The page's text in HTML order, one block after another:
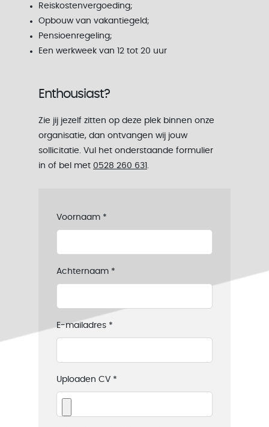
Reiskostenvergoeding;
Opbouw van vakantiegeld;
Pensioenregeling;
Een werkweek van 12 tot 20 uur
Enthousiast?
Zie jij jezelf zitten op deze plek binnen onze
organisatie, dan ontvangen wij jouw
sollicitatie. Vul het onderstaande formulier
in of bel met 0528 260 631 .
Voornaam *
Achternaam *
E-mailadres *
Uploaden CV *